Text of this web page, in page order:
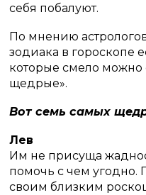
себя побалуют.
По мнению
зодиака в гороскопе
которые смело можно
щедрые».
Вот семь самых
Лев
Им не присуща
помочь с чем угодно.
своим близким